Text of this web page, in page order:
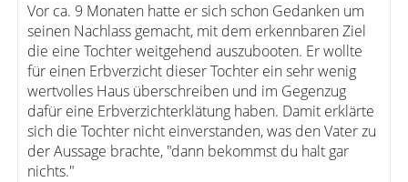
Vor ca. 9 Monaten hatte er sich schon Gedanken um
seinen Nachlass gemacht, mit dem erkennbaren Ziel
die eine Tochter weitgehend auszubooten. Er wollte
für einen Erbverzicht dieser Tochter ein sehr wenig
wertvolles Haus überschreiben und im Gegenzug
dafür eine Erbverzichterklätung haben. Damit erklärte
sich die Tochter nicht einverstanden, was den Vater zu
der Aussage brachte, "dann bekommst du halt gar
nichts."